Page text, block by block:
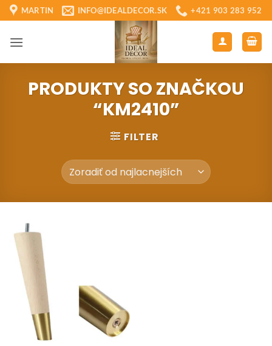
Skip
to
content
MARTIN INFO@IDEALDECOR.SK +421 903 283 952
PRODUKTY SO ZNAČKOU
“KM2410”
FILTER